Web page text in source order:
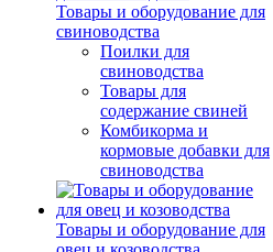
Товары и оборудование для
свиноводства
Поилки для
свиноводства
Товары для
содержание свиней
Комбикорма и
кормовые добавки для
свиноводства
Товары и оборудование для